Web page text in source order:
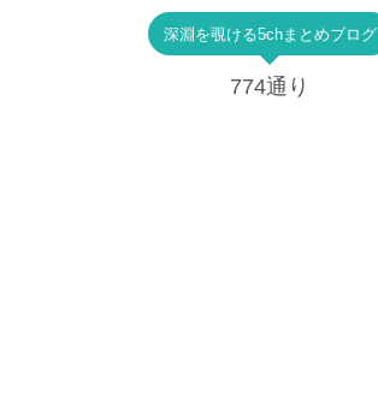
深淵を覗ける5chまとめブログ
774通り